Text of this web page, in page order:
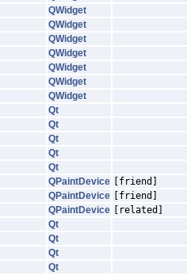
QWidget
QWidget
QWidget
QWidget
QWidget
QWidget
QWidget
Qt
Qt
Qt
Qt
Qt
QPaintDevice
[friend]
QPaintDevice
[friend]
QPaintDevice
[related]
Qt
Qt
Qt
Qt